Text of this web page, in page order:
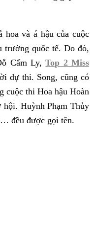
và á hậu của cuộc
trường quốc tế. Do đó,
Cẩm Ly,Top 2 Miss
dự thi. Song, cũng có
cuộc thi Hoa hậu Hoàn
hội. Huỳnh Phạm Thủy
đều được gọi tên.